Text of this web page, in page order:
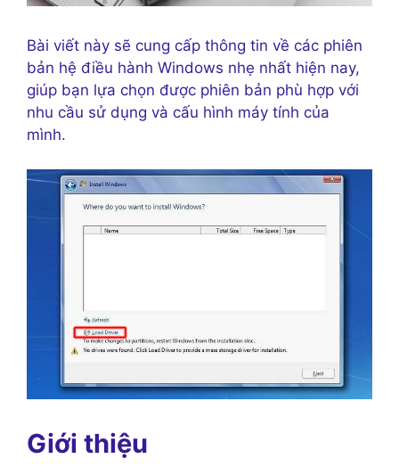
Bài viết này sẽ cung cấp thông tin về các phiên
bản hệ điều hành Windows nhẹ nhất hiện nay,
giúp bạn lựa chọn được phiên bản phù hợp với
nhu cầu sử dụng và cấu hình máy tính của
mình.
Giới thiệu